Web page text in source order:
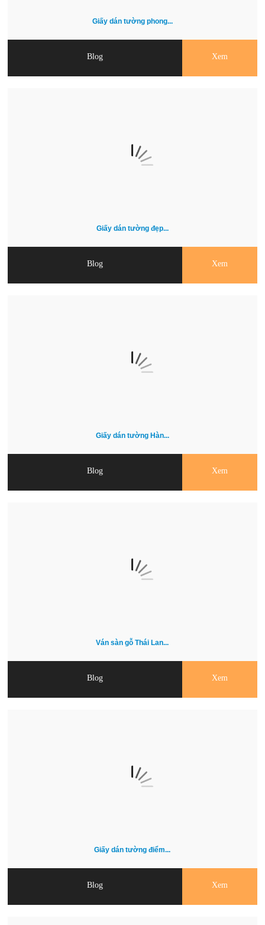
Giấy dán tường phong...
Blog Xem
Giấy dán tường đẹp...
Blog Xem
Giấy dán tường Hàn...
Blog Xem
Ván sàn gỗ Thái Lan...
Blog Xem
Giấy dán tường điểm...
Blog Xem